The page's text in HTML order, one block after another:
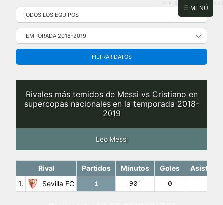
☰ MENÚ
Saltar
contenido
PHP: 8.2.31 | MySQL: 8.0.43
FILTRAR DATOS
Rivales más temidos de Messi vs Cristiano en
supercopas nacionales en la temporada 2018-
2019
Leo Messi
Rival Partidos Minutos Goles
1.
Sevilla FC 1 90′ 0